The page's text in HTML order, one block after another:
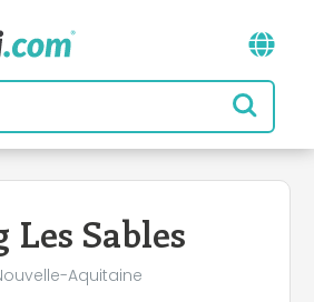
Les Sables
Aquitaine